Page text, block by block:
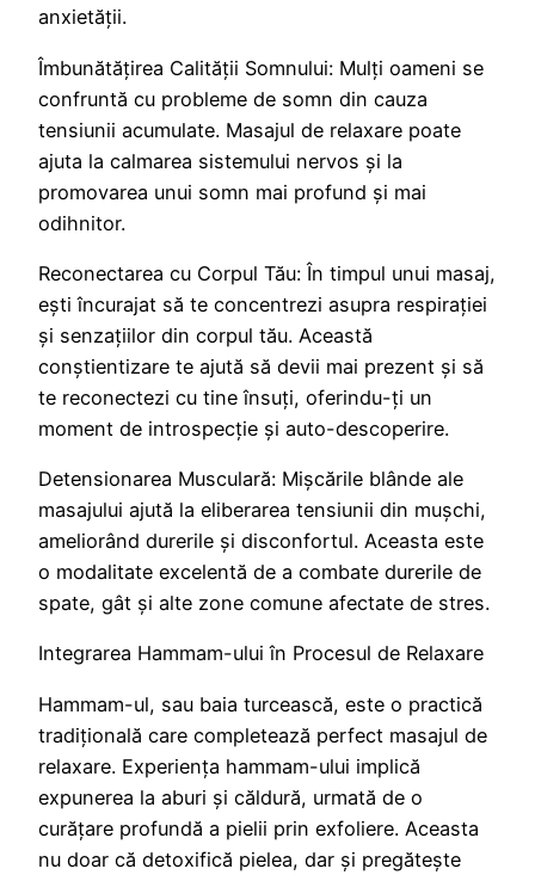
anxietății.
Îmbunătățirea Calității Somnului: Mulți oameni se
confruntă cu probleme de somn din cauza
tensiunii acumulate. Masajul de relaxare poate
ajuta la calmarea sistemului nervos și la
promovarea unui somn mai profund și mai
odihnitor.
Reconectarea cu Corpul Tău: În timpul unui masaj,
ești încurajat să te concentrezi asupra respirației
și senzațiilor din corpul tău. Această
conștientizare te ajută să devii mai prezent și să
te reconectezi cu tine însuți, oferindu-ți un
moment de introspecție și auto-descoperire.
Detensionarea Musculară: Mișcările blânde ale
masajului ajută la eliberarea tensiunii din mușchi,
ameliorând durerile și disconfortul. Aceasta este
o modalitate excelentă de a combate durerile de
spate, gât și alte zone comune afectate de stres.
Integrarea Hammam-ului în Procesul de Relaxare
Hammam-ul, sau baia turcească, este o practică
tradițională care completează perfect masajul de
relaxare. Experiența hammam-ului implică
expunerea la aburi și căldură, urmată de o
curățare profundă a pielii prin exfoliere. Aceasta
nu doar că detoxifică pielea, dar și pregătește